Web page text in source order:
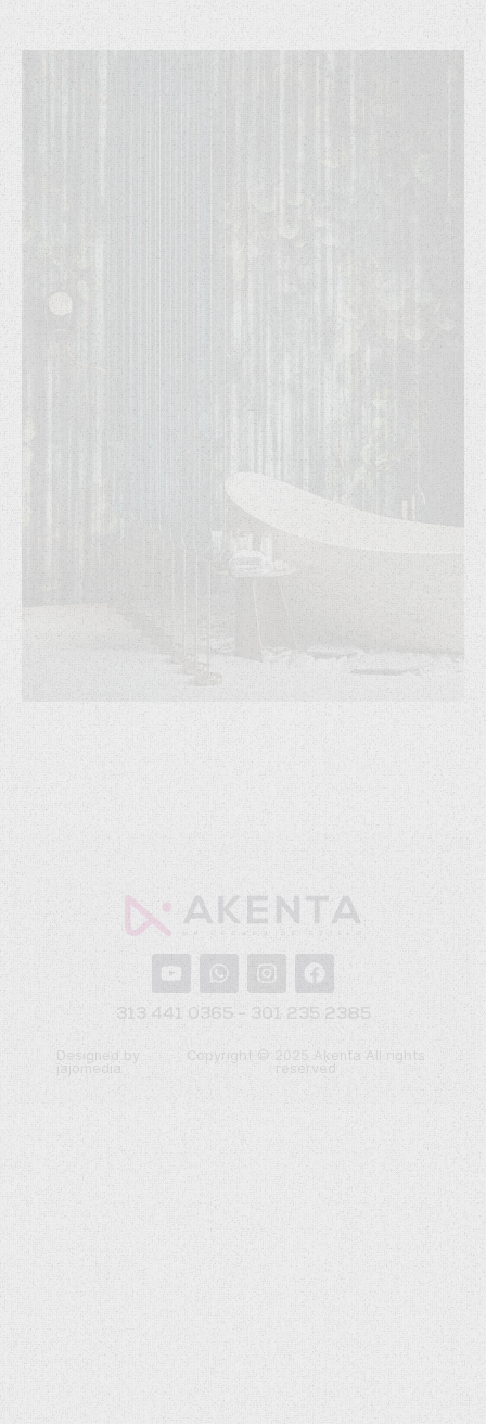
313 441 0365 - 301 235 2385
Designed by
jajomedia
Copyright © 2025 Akenta All rights
reserved